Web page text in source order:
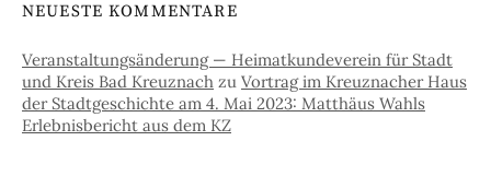
NEUESTE KOMMENTARE
Veranstaltungsänderung — Heimatkundeverein für Stadt
und Kreis Bad Kreuznach zu Vortrag im Kreuznacher Haus
der Stadtgeschichte am 4. Mai 2023: Matthäus Wahls
Erlebnisbericht aus dem KZ